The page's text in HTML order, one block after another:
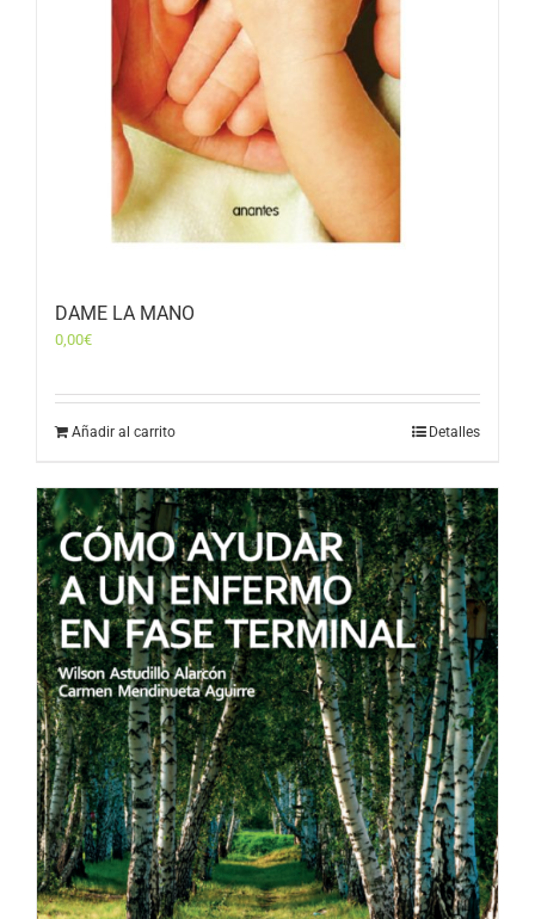
DAME LA MANO
0,00€
Añadir al carrito Detalles